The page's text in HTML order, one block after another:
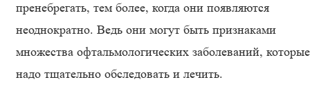
пренебрегать, тем более, когда они появляются
неоднократно. Ведь они могут быть признаками
множества офтальмологических заболеваний, которые
надо тщательно обследовать и лечить.